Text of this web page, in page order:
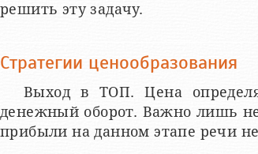
решить эту задачу.
Стратегии ценообразования
Выход в ТОП. Цена
денежный оборот. Важно лишь
прибыли на данном этапе речи